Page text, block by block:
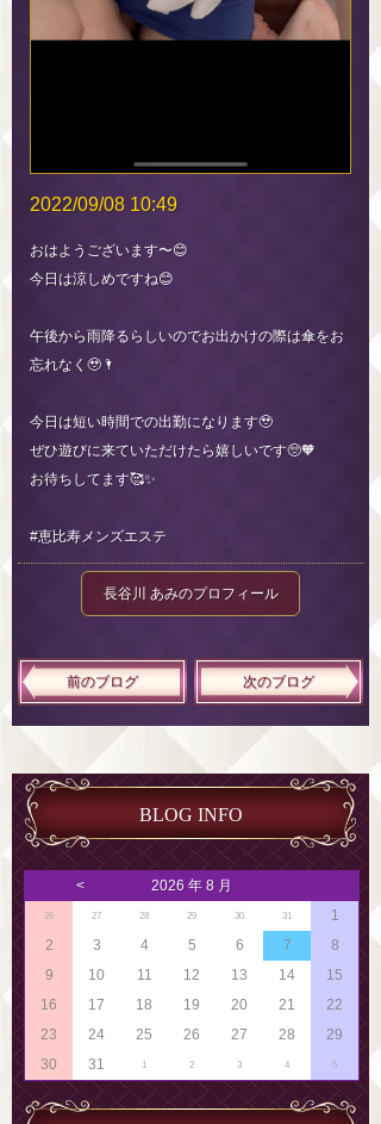
2022/09/08 10:49
おはようございます〜😊
今日は涼しめですね😊
午後から雨降るらしいのでお出かけの際は傘をお
忘れなく🥹🌂
今日は短い時間での出勤になります🥹
ぜひ遊びに来ていただけたら嬉しいです🥺🧡
お待ちしてます🥰✨
#恵比寿メンズエステ
長谷川 あみのプロフィール
前のブログ 次のブログ
BLOG INFO
< 2026 年 8 月
26 27 28 29 30 31
1
2
3 4 5 6 7
8
9
10 11 12 13 14
15
16
17 18 19 20 21
22
23
24 25 26 27 28
29
30
31 1 2 3 4 5